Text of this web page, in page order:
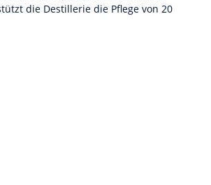
die Destillerie die Pflege von 20